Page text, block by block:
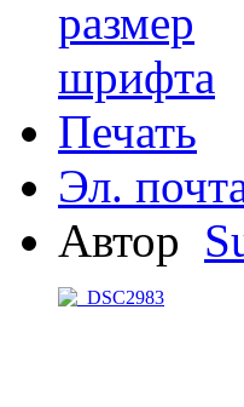
Печать
Эл.
Автор